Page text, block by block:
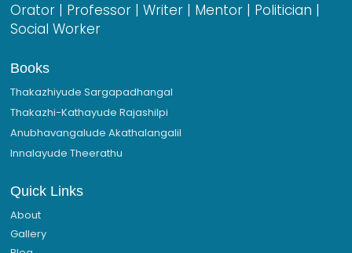
Orator | Professor | Writer | Mentor | Politician |
Social Worker
Books
Thakazhiyude Sargapadhangal
Thakazhi-Kathayude Rajashilpi
Anubhavangalude Akathalangalil
Innalayude Theerathu
Quick Links
About
Gallery